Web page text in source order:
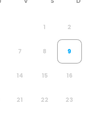
1 2
7 8 9
14 15 16
21 22 23